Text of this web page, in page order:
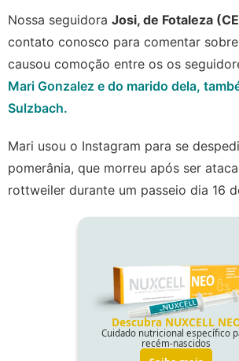
Nossa seguidora Josi, de Fotaleza
contato conosco para comentar
causou comoção entre os os
Mari Gonzalez e do marido dela,
Sulzbach.
Mari usou o Instagram para se
pomerânia, que morreu após ser
rottweiler durante um passeio dia 16